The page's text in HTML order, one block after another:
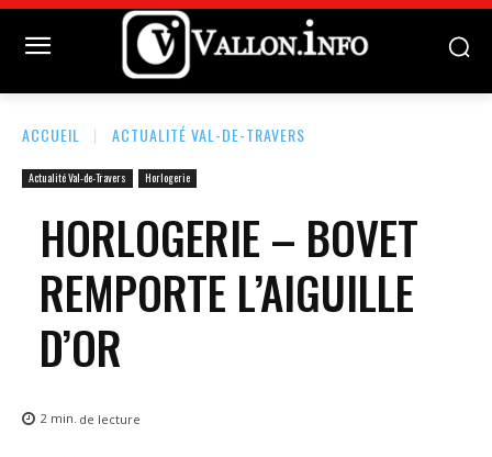
ACCUEIL ACTUALITÉ VAL-DE-TRAVERS
Actualité Val-de-Travers Horlogerie
HORLOGERIE – BOVET
REMPORTE L’AIGUILLE
D’OR
2 min. de lecture